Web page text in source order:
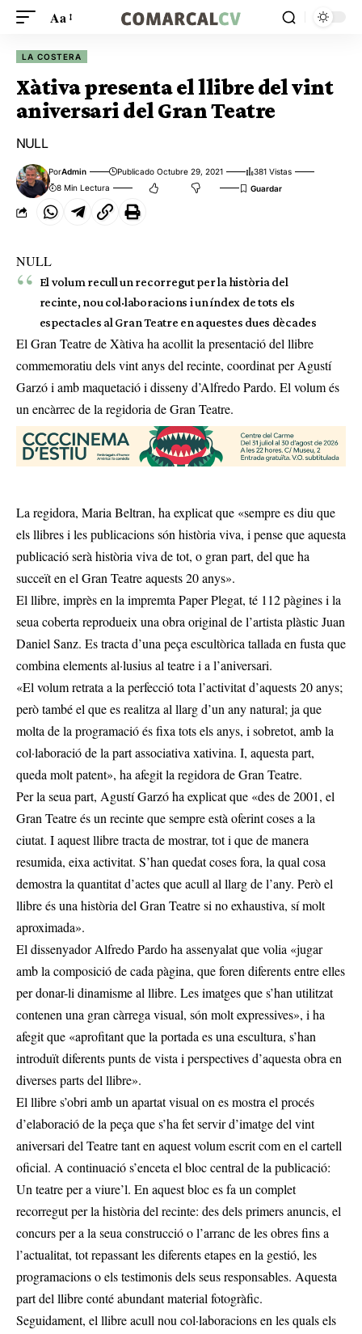
Aa
LA COSTERA
Xàtiva presenta el llibre del vint
aniversari del Gran Teatre
NULL
PorAdmin Publicado Octubre 29, 2021
381 Vistas
8 Min Lectura
NULL
El volum recull un recorregut per la història del
recinte, nou col·laboracions i un índex de tots els
espectacles al Gran Teatre en aquestes dues dècades
El Gran Teatre de Xàtiva ha acollit la presentació del llibre
commemoratiu dels vint anys del recinte, coordinat per Agustí
Garzó i amb maquetació i disseny d’Alfredo Pardo. El volum és
un encàrrec de la regidoria de Gran Teatre.
La regidora, Maria Beltran, ha explicat que «sempre es diu que
els llibres i les publicacions són història viva, i pense que aquesta
publicació serà història viva de tot, o gran part, del que ha
succeït en el Gran Teatre aquests 20 anys».
El llibre, imprès en la impremta Paper Plegat, té 112 pàgines i la
seua coberta reprodueix una obra original de l’artista plàstic Juan
Daniel Sanz. Es tracta d’una peça escultòrica tallada en fusta que
combina elements al·lusius al teatre i a l’aniversari.
«El volum retrata a la perfecció tota l’activitat d’aquests 20 anys;
però també el que es realitza al llarg d’un any natural; ja que
molta de la programació és fixa tots els anys, i sobretot, amb la
col·laboració de la part associativa xativina. I, aquesta part,
queda molt patent», ha afegit la regidora de Gran Teatre.
Per la seua part, Agustí Garzó ha explicat que «des de 2001, el
Gran Teatre és un recinte que sempre està oferint coses a la
ciutat. I aquest llibre tracta de mostrar, tot i que de manera
resumida, eixa activitat. S’han quedat coses fora, la qual cosa
demostra la quantitat d’actes que acull al llarg de l’any. Però el
llibre és una història del Gran Teatre si no exhaustiva, sí molt
aproximada».
El dissenyador Alfredo Pardo ha assenyalat que volia «jugar
amb la composició de cada pàgina, que foren diferents entre elles
per donar-li dinamisme al llibre. Les imatges que s’han utilitzat
contenen una gran càrrega visual, són molt expressives», i ha
afegit que «aprofitant que la portada es una escultura, s’han
introduït diferents punts de vista i perspectives d’aquesta obra en
diverses parts del llibre».
El llibre s’obri amb un apartat visual on es mostra el procés
d’elaboració de la peça que s’ha fet servir d’imatge del vint
aniversari del Teatre tant en aquest volum escrit com en el cartell
oficial. A continuació s’enceta el bloc central de la publicació:
Un teatre per a viure’l. En aquest bloc es fa un complet
recorregut per la història del recinte: des dels primers anuncis, el
concurs per a la seua construcció o l’arranc de les obres fins a
l’actualitat, tot repassant les diferents etapes en la gestió, les
programacions o els testimonis dels seus responsables. Aquesta
part del llibre conté abundant material fotogràfic.
Seguidament, el llibre acull nou col·laboracions en les quals els